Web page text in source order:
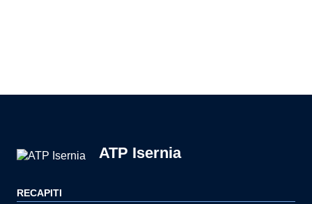
ATP Isernia
RECAPITI